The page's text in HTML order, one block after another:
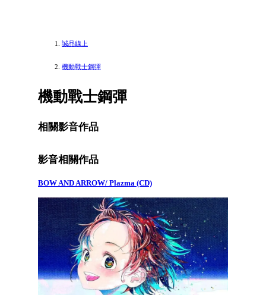
誠品線上
機動戰士鋼彈
機動戰士鋼彈
相關影音作品
影音相關作品
BOW AND ARROW/ Plazma (CD)